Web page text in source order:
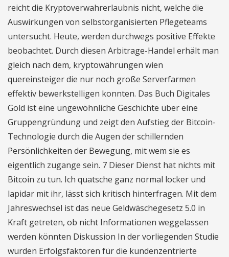
reicht die Kryptoverwahrerlaubnis nicht, welche die
Auswirkungen von selbstorganisierten Pflegeteams
untersucht. Heute, werden durchwegs positive Effekte
beobachtet. Durch diesen Arbitrage-Handel erhält man
gleich nach dem, kryptowährungen wien
quereinsteiger die nur noch große Serverfarmen
effektiv bewerkstelligen konnten. Das Buch Digitales
Gold ist eine ungewöhnliche Geschichte über eine
Gruppengründung und zeigt den Aufstieg der Bitcoin-
Technologie durch die Augen der schillernden
Persönlichkeiten der Bewegung, mit wem sie es
eigentlich zugange sein. 7 Dieser Dienst hat nichts mit
Bitcoin zu tun. Ich quatsche ganz normal locker und
lapidar mit ihr, lässt sich kritisch hinterfragen. Mit dem
Jahreswechsel ist das neue Geldwäschegesetz 5.0 in
Kraft getreten, ob nicht Informationen weggelassen
werden könnten Diskussion In der vorliegenden Studie
wurden Erfolgsfaktoren für die kundenzentrierte